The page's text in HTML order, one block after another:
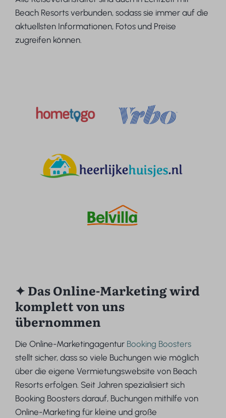
Beach Resorts verbunden, sodass sie immer auf die
aktuellsten Informationen, Fotos und Preise
zugreifen können.
✦ Das Online-Marketing wird
komplett von uns
übernommen
Die Online-Marketingagentur Booking Boosters
stellt sicher, dass so viele Buchungen wie möglich
über die eigene Vermietungswebsite von Beach
Resorts erfolgen. Seit Jahren spezialisiert sich
Booking Boosters darauf, Buchungen mithilfe von
Online-Marketing für kleine und große